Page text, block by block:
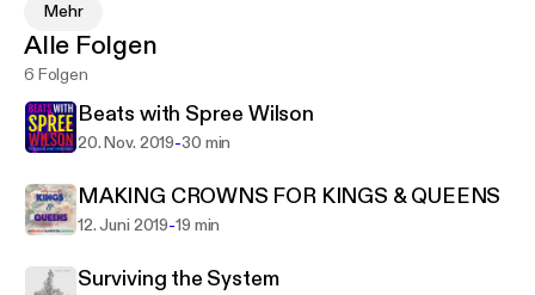
Dealing with the System, and Surviving the System.
At the end of each episode we have our roundtable
discussions, where we [the Junket Crew] compare
our own experiences in the foster care system with
what the character in our story goes through.
on the realities of being in foster care and how
those listening can participate in the system as a
Mehr
Alle Folgen
6 Folgen
Beats with Spree Wilson
20. Nov. 2019-30 min
MAKING CROWNS FOR KINGS & QUEENS
12. Juni 2019-19 min
Surviving the System